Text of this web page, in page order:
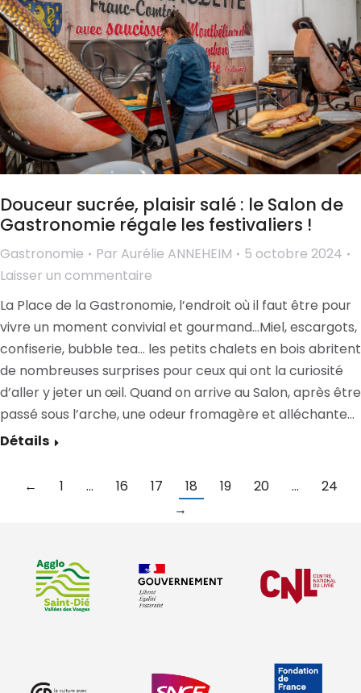
Douceur sucrée, plaisir salé : le Salon de
Gastronomie régale les festivaliers !
Gastronomie Par Aurélie ANNEHEIM
5 octobre 2024
Laisser un commentaire
La Place de la Gastronomie, l’endroit où il faut être pour
vivre un moment convivial et gourmand…Miel, escargots,
confiserie, bubble tea… les petits chalets en bois abritent
de nombreuses surprises pour ceux qui ont la curiosité
d’aller y jeter un œil. Quand on arrive au Salon, après être
passé sous l’arche, une odeur fromagère et alléchante…
Détails
← 1 … 16 17 18 19 20 …
24
→